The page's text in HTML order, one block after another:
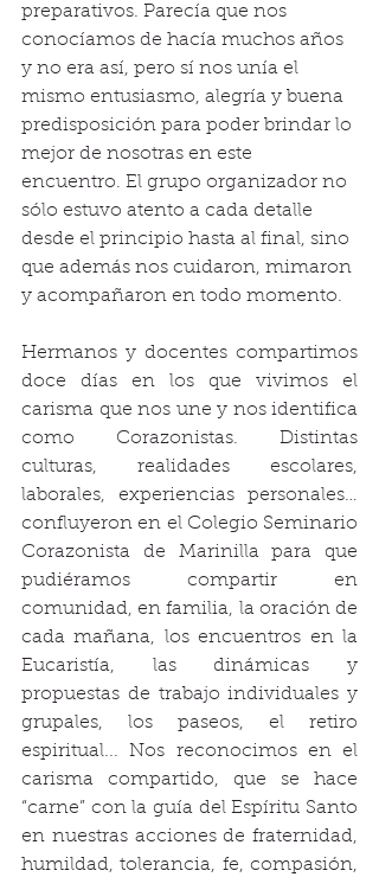
preparativos. Parecía que nos
conocíamos de hacía muchos años
y no era así, pero sí nos unía el
mismo entusiasmo, alegría y buena
predisposición para poder brindar lo
mejor de nosotras en este
encuentro. El grupo organizador no
sólo estuvo atento a cada detalle
desde el principio hasta al final, sino
que además nos cuidaron, mimaron
y acompañaron en todo momento.
Hermanos y docentes compartimos
doce días en los que vivimos el
carisma que nos une y nos identifica
como Corazonistas. Distintas
culturas, realidades escolares,
laborales, experiencias personales…
confluyeron en el Colegio Seminario
Corazonista de Marinilla para que
pudiéramos compartir en
comunidad, en familia, la oración de
cada mañana, los encuentros en la
Eucaristía, las dinámicas y
propuestas de trabajo individuales y
grupales, los paseos, el retiro
espiritual... Nos reconocimos en el
carisma compartido, que se hace
“carne” con la guía del Espíritu Santo
en nuestras acciones de fraternidad,
humildad, tolerancia, fe, compasión,